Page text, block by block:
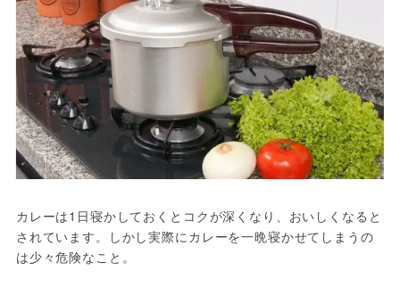
カレーは1日寝かしておくとコクが深くなり、おいしくなると
されています。しかし実際にカレーを一晩寝かせてしまうの
は少々危険なこと。